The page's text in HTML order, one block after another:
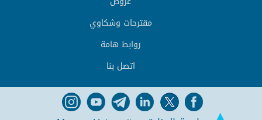
مقترحات وشكاوي
روابط هامة
اتصل بنا